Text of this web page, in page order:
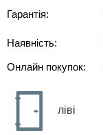
Гарантія:
Наявність:
Онлайн покупок:
ліві